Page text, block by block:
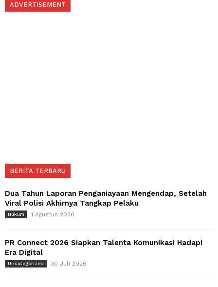
ADVERTISEMENT
BERITA TERBARU
Dua Tahun Laporan Penganiayaan Mengendap, Setelah
Viral Polisi Akhirnya Tangkap Pelaku
Hukum 1 Agustus 2026
PR Connect 2026 Siapkan Talenta Komunikasi Hadapi
Era Digital
Uncategorized 30 Juli 2026